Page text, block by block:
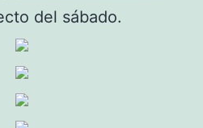
del sábado.